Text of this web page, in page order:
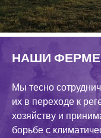
НАШИ
Мы тесно
их в переходе к
хозяйству и
борьбе с